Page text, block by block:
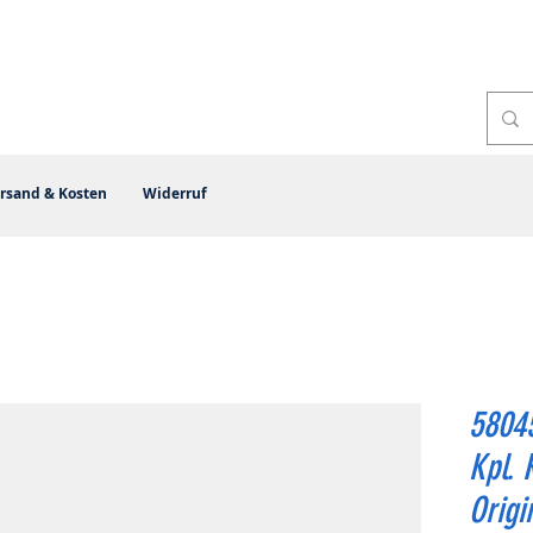
& Kosten Widerruf
Kpl.